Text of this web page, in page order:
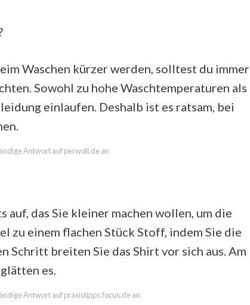
Waschen kürzer werden, solltest du immer
Sowohl zu hohe Waschtemperaturen als
einlaufen. Deshalb ist es ratsam, bei
Antwort auf perwoll.de an
auf, das Sie kleiner machen wollen, um die
zu einem flachen Stück Stoff, indem Sie die
Schritt breiten Sie das Shirt vor sich aus. Am
es.
Antwort auf praxistipps.focus.de an